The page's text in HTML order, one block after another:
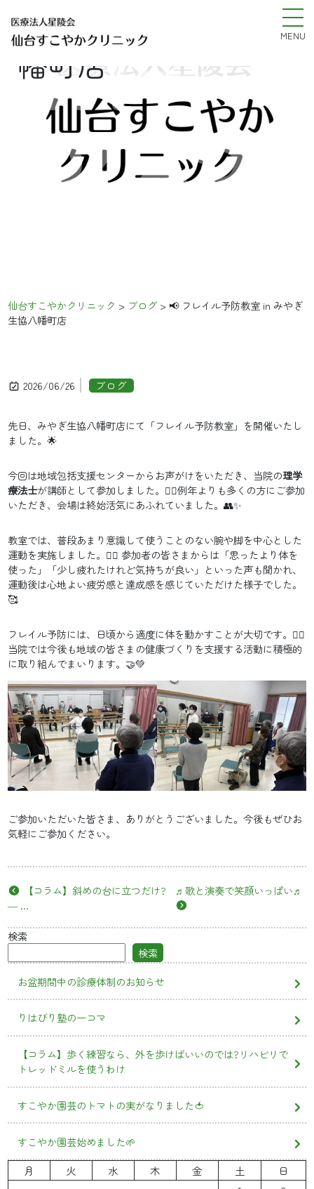
MENU
室 in みやぎ生協八
幡町店
in-
仙台すこやかクリニック > ブログ>📢 フレイル予防教室 in みやぎ
生協八幡町店
2026/06/26 ブログ
先日、みやぎ生協八幡町店にて「フレイル予防教室」を開催いたし
ました。🌟
今回は地域包括支援センターからお声がけをいただき、当院の理学
療法士が講師として参加しました。👨‍⚕️例年よりも多くの方にご参加
いただき、会場は終始活気にあふれていました。👥✨
教室では、普段あまり意識して使うことのない腕や脚を中心とした
運動を実施しました。🏋️‍♀️ 参加者の皆さまからは「思ったより体を
使った」「少し疲れたけれど気持ちが良い」といった声も聞かれ、
運動後は心地よい疲労感と達成感を感じていただけた様子でした。
🥰
フレイル予防には、日頃から適度に体を動かすことが大切です。🏃‍♂️
当院では今後も地域の皆さまの健康づくりを支援する活動に積極的
に取り組んでまいります。🤝💚
ご参加いただいた皆さま、ありがとうございました。今後もぜひお
気軽にご参加ください。
【コラム】斜めの台に立つだけ?
― ...
♬歌と演奏で笑顔いっぱい♬
検索
検索
お盆期間中の診療体制のお知らせ
りはびり塾の一コマ
【コラム】歩く練習なら、外を歩けばいいのでは?リハビリで
トレッドミルを使うわけ
すこやか園芸のトマトの実がなりました🍅
すこやか園芸始めました🌱
月 火 水 木 金 土
日